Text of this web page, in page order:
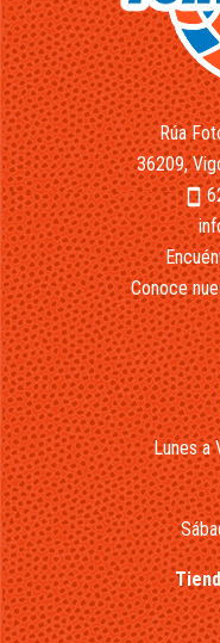
Rúa
36209,
smartphone
Conoce
Lunes a